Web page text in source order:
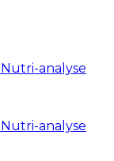
Nutri-analyse
Nutri-analyse